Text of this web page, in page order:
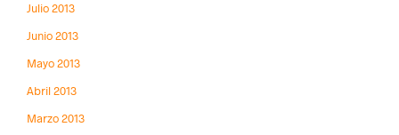
Julio 2013
Junio 2013
Mayo 2013
Abril 2013
Marzo 2013